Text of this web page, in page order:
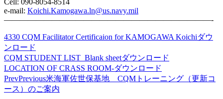
e-mail: Koichi.Kamogawa.ln@us.navy.mil
——————————————————————————-
4330 CQM Facilitator Certificaion for KAMOGAWA Koichiダウ
ンロード
CQM STUDENT LIST_Blank sheetダウンロード
LOCATION OF CRASS ROOM-ダウンロード
PrevPrevious米海軍佐世保基地 CQMトレーニング（更新コ
ース）のご案内